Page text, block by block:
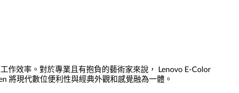
作效率。對於專業且有抱負的藝術家來說， Lenovo E-Color
將現代數位便利性與經典外觀和感覺融為一體。